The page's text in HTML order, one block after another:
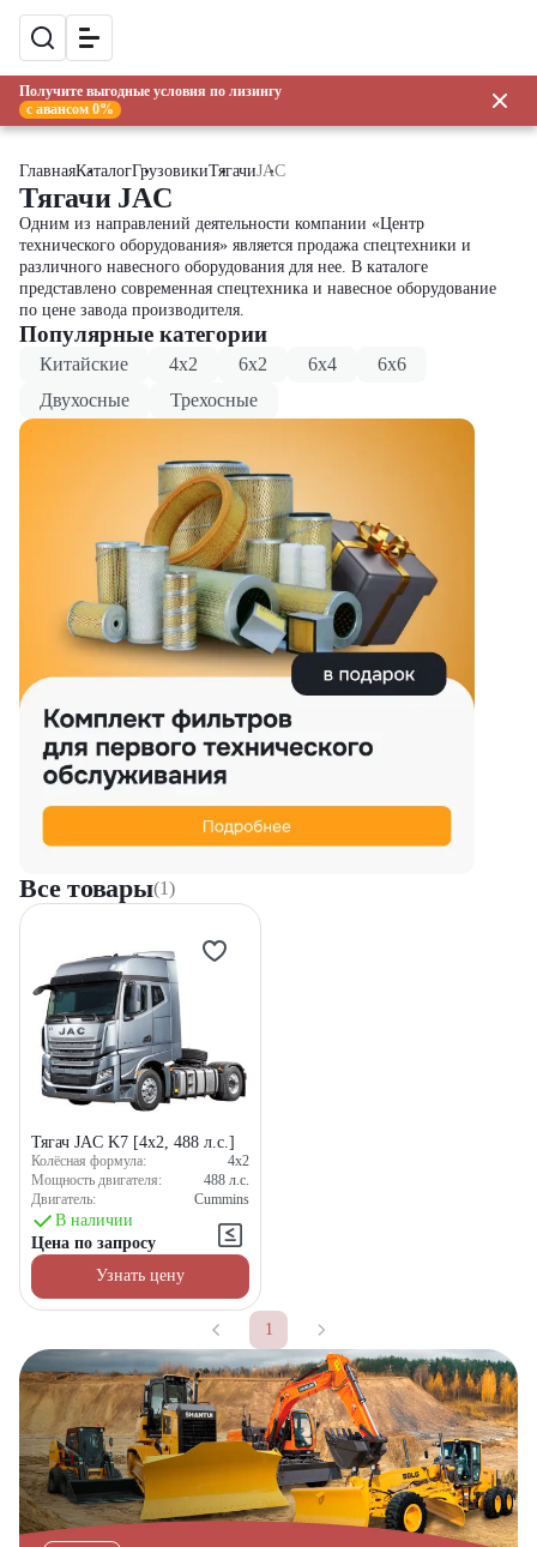
Получите выгодные условия по лизингу
с авансом 0%
ГлавнаяКаталогГрузовикиТягачиJAC
Тягачи JAC
Одним из направлений деятельности компании «Центр
технического оборудования» является продажа спецтехники и
различного навесного оборудования для нее. В каталоге
представлено современная спецтехника и навесное оборудование
по цене завода производителя.
Популярные категории
Китайские 4x2 6x2 6x4
6x6
Двухосные
Трехосные
Все товары(1)
Тягач JAC K7 [4x2, 488 л.с.]
Колёсная формула:
4x2
Мощность двигателя:
488 л.с.
Двигатель:
Cummins
В наличии
Цена по запросу
Узнать цену
1